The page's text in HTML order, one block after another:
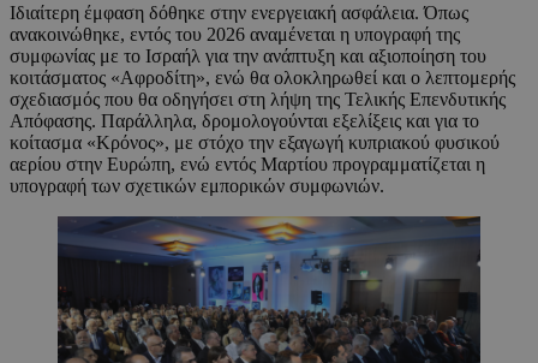
Ιδιαίτερη έμφαση δόθηκε στην ενεργειακή ασφάλεια. Όπως
ανακοινώθηκε, εντός του 2026 αναμένεται η υπογραφή της
συμφωνίας με το Ισραήλ για την ανάπτυξη και αξιοποίηση του
κοιτάσματος «Αφροδίτη», ενώ θα ολοκληρωθεί και ο λεπτομερής
σχεδιασμός που θα οδηγήσει στη λήψη της Τελικής Επενδυτικής
Απόφασης. Παράλληλα, δρομολογούνται εξελίξεις και για το
κοίτασμα «Κρόνος», με στόχο την εξαγωγή κυπριακού φυσικού
αερίου στην Ευρώπη, ενώ εντός Μαρτίου προγραμματίζεται η
υπογραφή των σχετικών εμπορικών συμφωνιών.